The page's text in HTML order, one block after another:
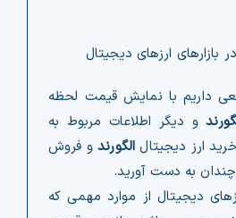
در بازارهای ارزهای دیجیتال
داریم با نمایش قیمت لحظه
و دیگر اطلاعات مربوط به
ارز دیجیتال الگورندو فروش
به دست آورید.
دیجیتال از موارد مهمی که